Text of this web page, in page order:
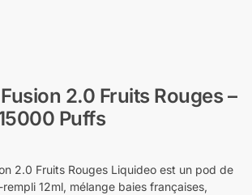
2.0 Fruits Rouges –
Puffs
2.0 Fruits Rouges Liquideo est un pod de
12ml, mélange baies françaises,